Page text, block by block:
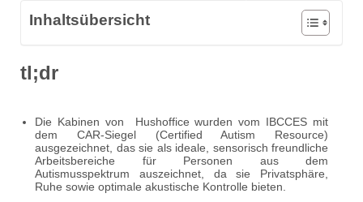
Inhaltsübersicht
tl;dr
Die Kabinen von Hushoffice wurden vom IBCCES mit
dem CAR-Siegel (Certified Autism Resource)
ausgezeichnet, das sie als ideale, sensorisch freundliche
Arbeitsbereiche für Personen aus dem
Autismusspektrum auszeichnet, da sie Privatsphäre,
Ruhe sowie optimale akustische Kontrolle bieten.